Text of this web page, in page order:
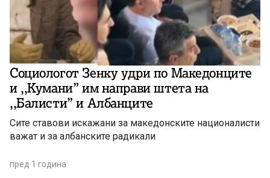
Социологот Зенку удри по Македонците
и ,,Кумани” им направи штета на
,,Балисти” и Албанците
Сите ставови искажани за македонските националисти
важат и за албанските радикали
пред 1 година